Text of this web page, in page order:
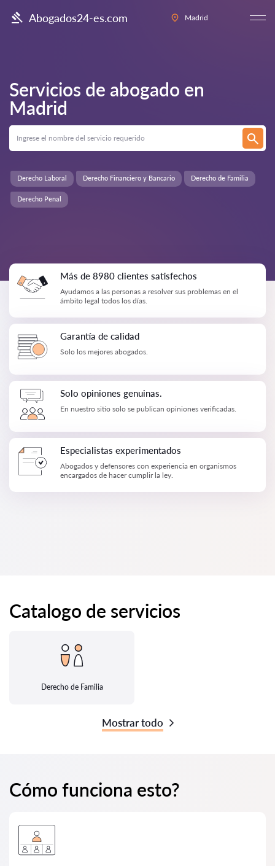
Abogados24-es.com Madrid
Servicios de abogado en
Madrid
Derecho Penal
Derecho Laboral Derecho Financiero y Bancario Derecho de Familia
Más de 8980 clientes satisfechos
Ayudamos a las personas a resolver sus problemas en el
ámbito legal todos los días.
Garantía de calidad
Solo los mejores abogados.
Solo opiniones genuinas.
En nuestro sitio solo se publican opiniones verificadas.
Especialistas experimentados
Abogados y defensores con experiencia en organismos
encargados de hacer cumplir la ley.
Catalogo de servicios
Derecho de Familia
Mostrar todo
Cómo funciona esto?